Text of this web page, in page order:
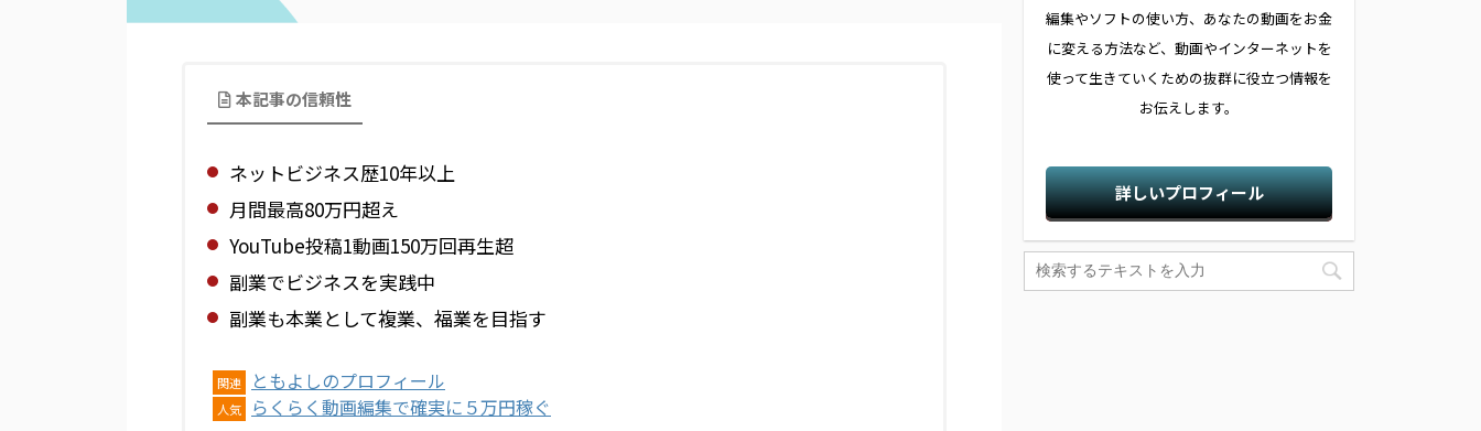
本記事の信頼性
ネットビジネス歴10年以上
月間最高80万円超え
YouTube投稿1動画150万回再生超
副業でビジネスを実践中
副業も本業として複業、福業を目指す
関連 ともよしのプロフィール
人気 らくらく動画編集で確実に５万円稼ぐ
編集やソフトの使い方、あなたの動画をお金
に変える方法など、動画やインターネットを
使って生きていくための抜群に役立つ情報を
お伝えします。
詳しいプロフィール